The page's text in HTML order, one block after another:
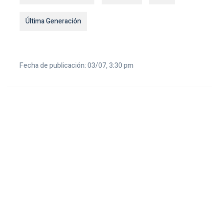
Última Generación
Fecha de publicación: 03/07, 3:30 pm